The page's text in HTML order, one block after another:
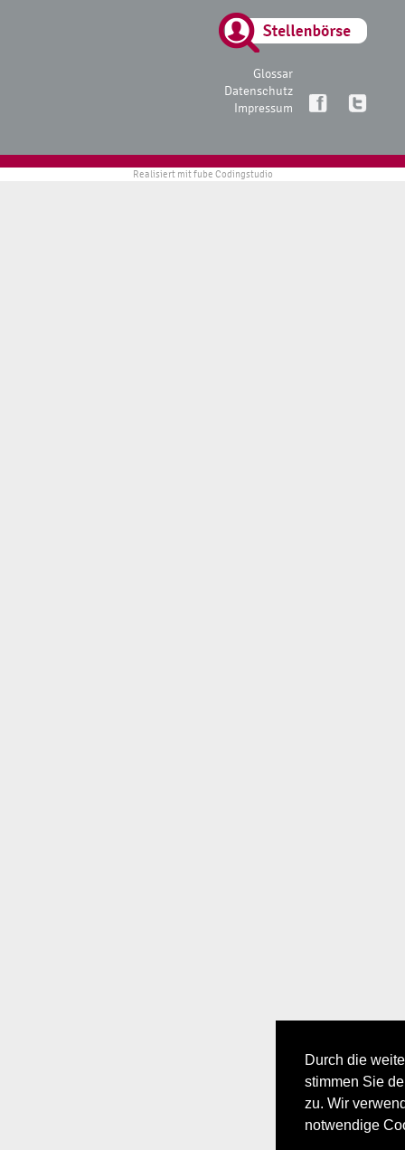
Durch die
stimmen Sie
zu. Wir
notwendige
Glossar
Datenschutz
Impressum
Realisiert mitfube Codingstudio